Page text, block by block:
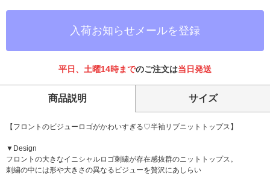
入荷お知らせメールを登録
平日、土曜14時までのご注文は当日発送
商品説明 サイズ
【フロントのビジューロゴがかわいすぎる♡半袖リブニットトップス】
▼Design
フロントの大きなイニシャルロゴ刺繍が存在感抜群のニットトップス。
刺繍の中には形や大きさの異なるビジューを贅沢にあしらい